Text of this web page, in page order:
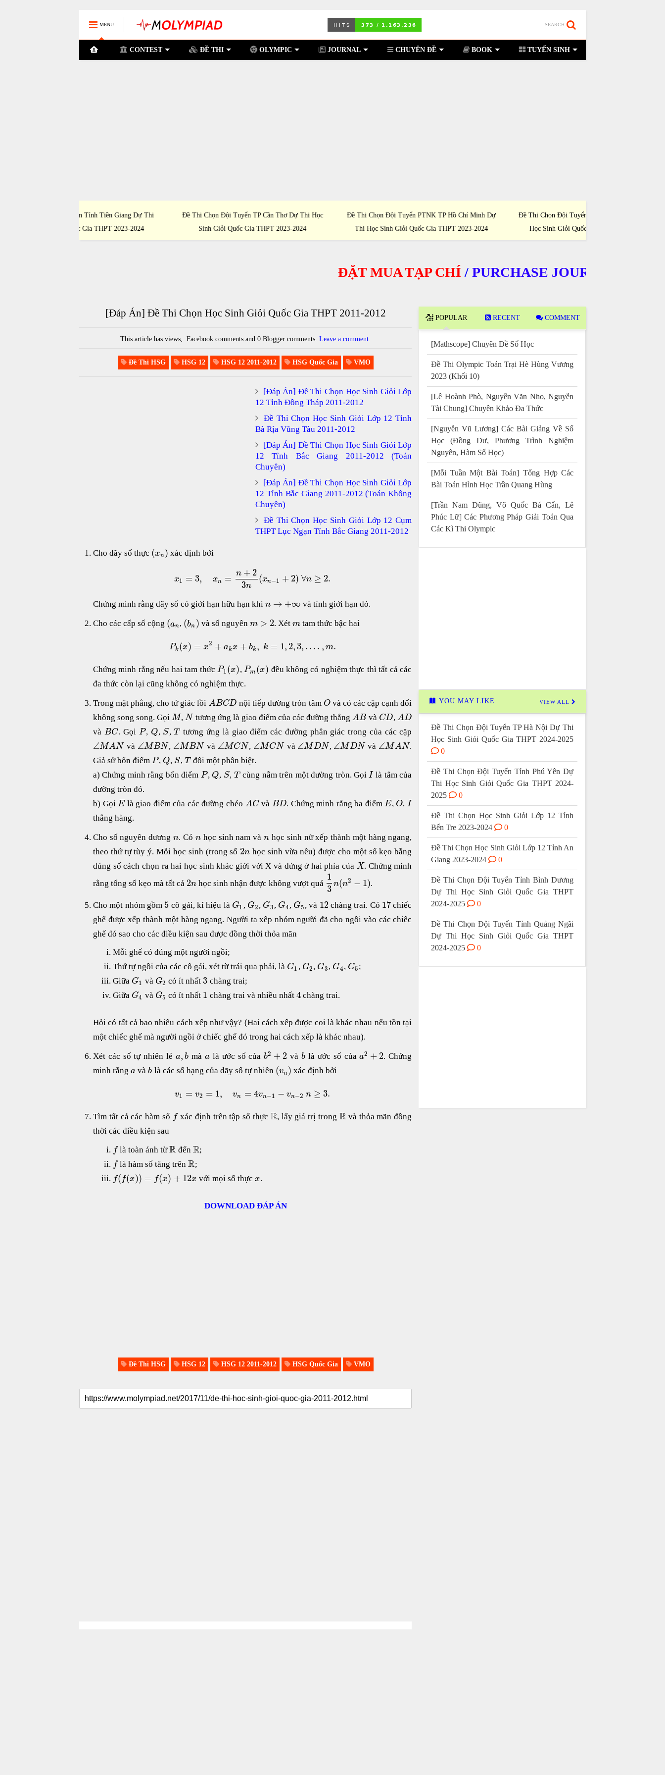
MENU SEARCH
CONTEST ĐỀ THI OLYMPIC JOURNAL CHUYÊN ĐỀ BOOK TUYỂN SINH
Đề Thi Chọn Đội Tuyển PTNK TP Hồ Chí Minh Dự
Thi Học Sinh Giỏi Quốc Gia THPT 2023-2024
Đề Thi Chọn Đội Tuyển Tỉnh Bình Dương Dự Thi
Học Sinh Giỏi Quốc Gia THPT 2023-2024
Đề Thi Chọn Đội Tuyển Tỉnh Lâm Đồng Dự Thi Học
Sinh Giỏi Quốc Gia THPT 2023-2024
ĐẶT MUA TẠP CHÍ/PURCHASE JOURNALS
[Đáp Án] Đề Thi Chọn Học Sinh Giỏi Quốc Gia THPT 2011-2012
This article hasviews, Facebook comments and 0 Blogger comments.Leave a comment
Đề Thi HSG HSG 12 HSG 12 2011-2012 HSG Quốc Gia VMO
[Đáp Án] Đề Thi Chọn Học Sinh Giỏi Lớp
12 Tỉnh Đồng Tháp 2011-2012
Đề Thi Chọn Học Sinh Giỏi Lớp 12 Tỉnh
Bà Rịa Vũng Tàu 2011-2012
[Đáp Án] Đề Thi Chọn Học Sinh Giỏi Lớp
12 Tỉnh Bắc Giang 2011-2012 (Toán
Chuyên)
[Đáp Án] Đề Thi Chọn Học Sinh Giỏi Lớp
12 Tỉnh Bắc Giang 2011-2012 (Toán Không
Chuyên)
Đề Thi Chọn Học Sinh Giỏi Lớp 12 Cụm
THPT Lục Ngạn Tỉnh Bắc Giang 2011-2012
Cho dãy số thực (xn ) xác định bởi
x1 = 3, xn = n + 2
3n
(xn−1 + 2) ∀n ≥ 2.
Chứng minh rằng dãy số có giới hạn hữu hạn khi n → +∞ và tính giới hạn đó.
Cho các cấp số cộng (an, (bn ) và số nguyên m > 2. Xét mtam thức bậc hai
Pk(x) = x2 + akx + bk, k = 1, 2,3, . . . . , m.
Chứng minh rằng nếu hai tam thứcP1(x),Pm (x) đều không có nghiệm thực thì tất cả các
đa thức còn lại cũng không có nghiệm thực.
Trong mặt phẳng, cho tứ giác lồi ABCD nội tiếp đường tròn tâm Ovà có các cặp cạnh đối
không song song. GọiM,N tương ứng là giao điểm của các đường thẳngAB và CD, AD
và BC. Gọi P, Q, S,T tương ứng là giao điểm các đường phân giác trong của các cặp
∠MAN và ∠MBN , ∠MBN và ∠MCN, ∠MCNvà ∠MDN, ∠MDNvà ∠MAN.
Giả sử bốn điểm P, Q, S, T đôi một phân biệt.
a) Chứng minh rằng bốn điểm P, Q, S, T cùng nằm trên một đường tròn. GọiIlà tâm của
đường tròn đó.
b) GọiE là giao điểm của các đường chéo ACvà BD. Chứng minh rằng ba điểmE, O, I
thẳng hàng.
Cho số nguyên dương n. Có n học sinh nam và n học sinh nữ xếp thành một hàng ngang,
theo thứ tự tùy ý. Mỗi học sinh (trong số 2n học sinh vừa nêu) được cho một số kẹo bằng
đúng số cách chọn ra hai học sinh khác giới với X và đứng ở hai phía của X. Chứng minh
rằng tổng số kẹo mà tất cả 2nhọc sinh nhận được không vượt quá
1
3
n(n2 − 1).
Cho một nhóm gồm 5 cô gái, kí hiệu là G1 , G2 , G3 , G4 , G5 , và 12chàng trai. Có 17chiếc
ghế được xếp thành một hàng ngang. Người ta xếp nhóm người đã cho ngồi vào các chiếc
ghế đó sao cho các điều kiện sau được đồng thời thỏa mãn
Mỗi ghế có đúng một người ngồi;
Thứ tự ngồi của các cô gái, xét từ trái qua phải, là G1 , G2, G3, G4 , G5;
Giữa G1 và G2 có ít nhất3 chàng trai;
Giữa G4 và G5 có ít nhất 1 chàng trai và nhiều nhất 4 chàng trai.
Hỏi có tất cả bao nhiêu cách xếp như vậy? (Hai cách xếp được coi là khác nhau nếu tồn tại
một chiếc ghế mà người ngồi ở chiếc ghế đó trong hai cách xếp là khác nhau).
Xét các số tự nhiên lẻ a, b mà a là ước số củab2 + 2 và b là ước số củaa2 + 2. Chứng
minh rằng a vàb là các số hạng của dãy số tự nhiên (vn) xác định bởi
v1 = v2 = 1, vn = 4vn−1 − vn−2 n ≥ 3.
Tìm tất cả các hàm số f xác định trên tập số thực R, lấy giá trị trong R và thỏa mãn đồng
thời các điều kiện sau
f là toàn ánh từR đến R;
f là hàm số tăng trênR;
f( f(x)) = f(x) + 12x với mọi số thực x.
DOWNLOAD ĐÁP ÁN
Đề Thi HSG HSG 12 HSG 12 2011-2012 HSG Quốc Gia VMO
POPULAR RECENT COMMENT
[Mathscope] Chuyên Đề Số Học
Đề Thi Olympic Toán Trại Hè Hùng Vương
2023 (Khối 10)
[Lê Hoành Phò, Nguyễn Văn Nho, Nguyễn
Tài Chung] Chuyên Khảo Đa Thức
[Nguyễn Vũ Lương] Các Bài Giảng Về Số
Học (Đồng Dư, Phương Trình Nghiệm
Nguyên, Hàm Số Học)
[Mỗi Tuần Một Bài Toán] Tổng Hợp Các
Bài Toán Hình Học Trần Quang Hùng
[Trần Nam Dũng, Võ Quốc Bá Cẩn, Lê
Phúc Lữ] Các Phương Pháp Giải Toán Qua
Các Kì Thi Olympic
YOU MAY LIKE VIEW ALL
Đề Thi Chọn Đội Tuyển TP Hà Nội Dự Thi
Học Sinh Giỏi Quốc Gia THPT 2024-2025
0
Đề Thi Chọn Đội Tuyển Tỉnh Phú Yên Dự
Thi Học Sinh Giỏi Quốc Gia THPT 2024-
2025
0
Đề Thi Chọn Học Sinh Giỏi Lớp 12 Tỉnh
Bến Tre 2023-2024
0
Đề Thi Chọn Học Sinh Giỏi Lớp 12 Tỉnh An
Giang 2023-2024
0
Đề Thi Chọn Đội Tuyển Tỉnh Bình Dương
Dự Thi Học Sinh Giỏi Quốc Gia THPT
2024-2025
0
Đề Thi Chọn Đội Tuyển Tỉnh Quảng Ngãi
Dự Thi Học Sinh Giỏi Quốc Gia THPT
2024-2025
0